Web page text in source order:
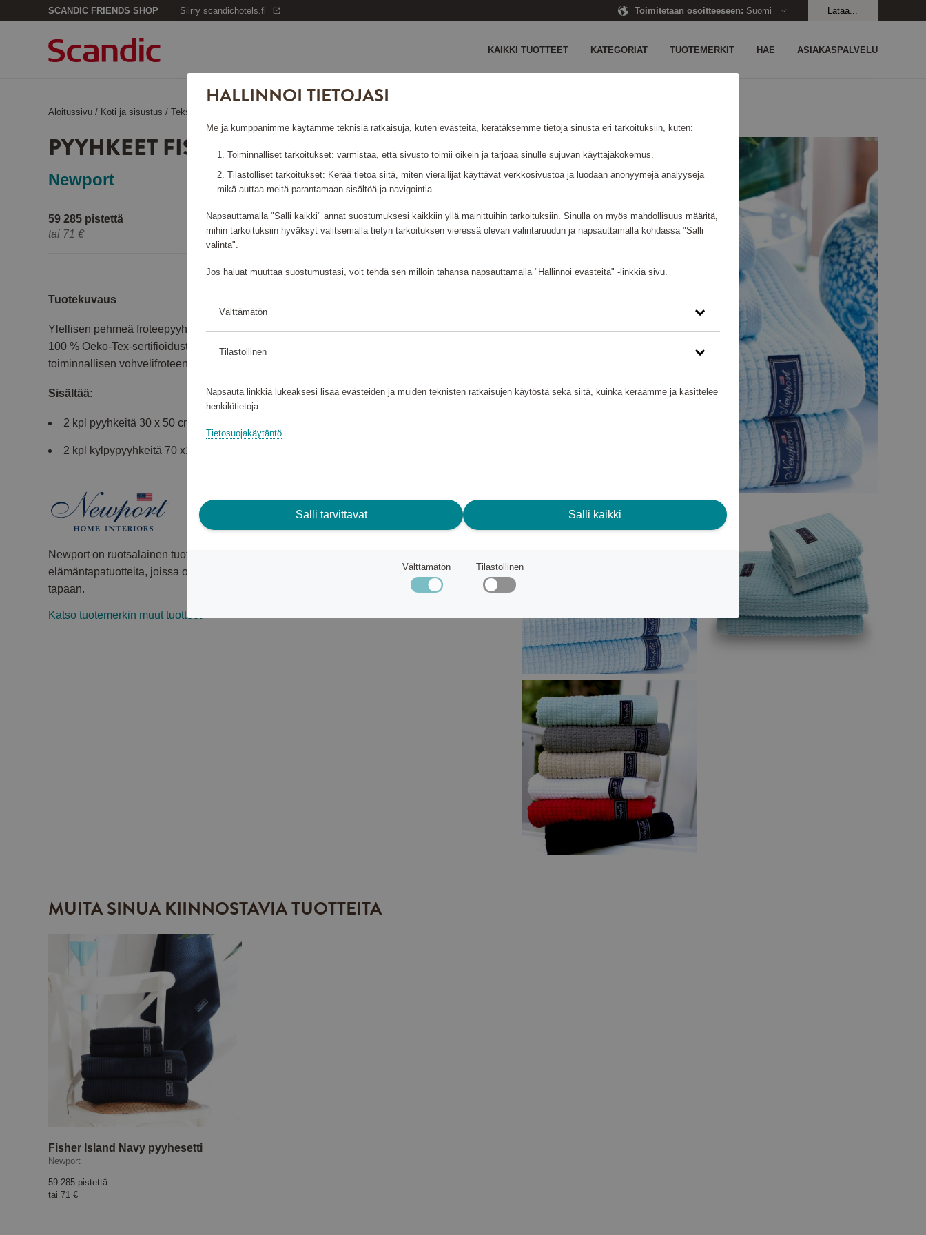
SCANDIC FRIENDS SHOP Siirry scandichotels.fi Toimitetaan osoitteeseen: Suomi Lataa...
KAIKKI TUOTTEET KATEGORIAT TUOTEMERKIT HAE ASIAKASPALVELU
Aloitussivu / Koti ja sisustus /Tekstiilit
PYYHKEET FISHER ISLAND AQUA
Newport
59 285 pistettä
tai 71 €
Kirjaudu sisään ja tilaa
Tuotekuvaus
Ylellisen pehmeä froteepyyhe klassiseen Newport-tyyliin. Valmistettu hyvin imevästä
100 % Oeko-Tex-sertifioidusta puuvillasta Turkissa. Ylivoimainen imukyky
toiminnallisen vohvelifroteen ansiosta.
Sisältää:
2 kpl pyyhkeitä 30 x 50 cm
2 kpl kylpypyyhkeitä 70 x140 cm
Newport on ruotsalainen tuotemerkki, joka vuodesta 1996 lähtien on valmistanut
elämäntapatuotteita, joissa on klassinen ajaton muotoilu aidon New England -tyylin
tapaan.
Katso tuotemerkin muut tuotteet
MUITA SINUA KIINNOSTAVIA TUOTTEITA
Fisher Island Navy pyyhesetti
Newport
59 285 pistettä
tai 71 €
HALLINNOI TIETOJASI
Me ja kumppanimme käytämme teknisiä ratkaisuja, kuten evästeitä, kerätäksemme tietoja sinusta eri tarkoituksiin, kuten:
Toiminnalliset tarkoitukset: varmistaa, että sivusto toimii oikein ja tarjoaa sinulle sujuvan käyttäjäkokemus.
Tilastolliset tarkoitukset: Kerää tietoa siitä, miten vierailijat käyttävät verkkosivustoa ja luodaan anonyymejä analyyseja
mikä auttaa meitä parantamaan sisältöä ja navigointia.
Napsauttamalla "Salli kaikki" annat suostumuksesi kaikkiin yllä mainittuihin tarkoituksiin. Sinulla on myös mahdollisuus määritä,
mihin tarkoituksiin hyväksyt valitsemalla tietyn tarkoituksen vieressä olevan valintaruudun ja napsauttamalla kohdassa "Salli
valinta".
Jos haluat muuttaa suostumustasi, voit tehdä sen milloin tahansa napsauttamalla "Hallinnoi evästeitä" -linkkiä sivu.
Välttämätön
Tilastollinen
Napsauta linkkiä lukeaksesi lisää evästeiden ja muiden teknisten ratkaisujen käytöstä sekä siitä, kuinka keräämme ja käsittelee
henkilötietoja.
Tietosuojakäytäntö
Salli tarvittavat Salli kaikki
Välttämätön Tilastollinen